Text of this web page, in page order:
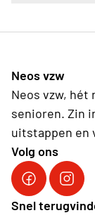
Neos vzw
Neos vzw, hét
senioren. Zin
uitstappen en
Volg ons
Facebook
Snel